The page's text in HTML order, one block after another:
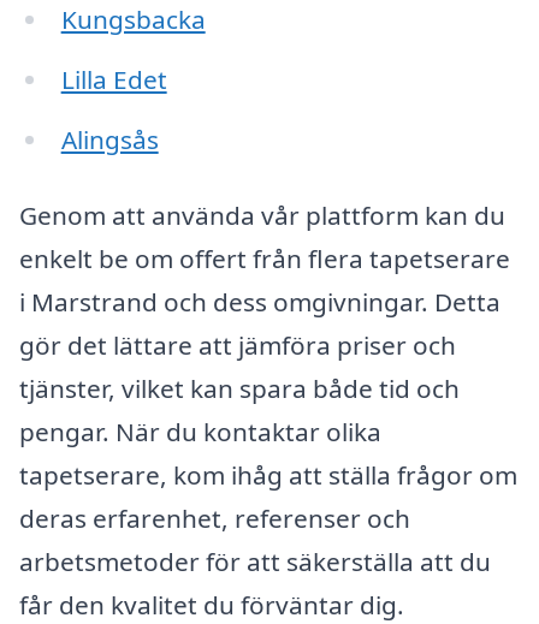
Kungsbacka
Lilla Edet
Alingsås
Genom att använda vår plattform kan du
enkelt be om offert från flera tapetserare
i Marstrand och dess omgivningar. Detta
gör det lättare att jämföra priser och
tjänster, vilket kan spara både tid och
pengar. När du kontaktar olika
tapetserare, kom ihåg att ställa frågor om
deras erfarenhet, referenser och
arbetsmetoder för att säkerställa att du
får den kvalitet du förväntar dig.